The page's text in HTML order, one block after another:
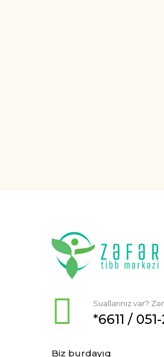
Suallarınız var?
*6611 /
Biz burdayıq